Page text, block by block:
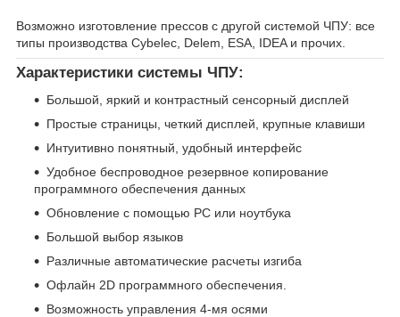
Возможно изготовление прессов с другой системой ЧПУ: все
типы производства Cybelec, Delem, ESA, IDEA и прочих.
Характеристики системы ЧПУ:
Большой, яркий и контрастный сенсорный дисплей
Простые страницы, четкий дисплей, крупные клавиши
Интуитивно понятный, удобный интерфейс
Удобное беспроводное резервное копирование
программного обеспечения данных
Обновление с помощью PC или ноутбука
Большой выбор языков
Различные автоматические расчеты изгиба
Офлайн 2D программного обеспечения.
Возможность управления 4-мя осями